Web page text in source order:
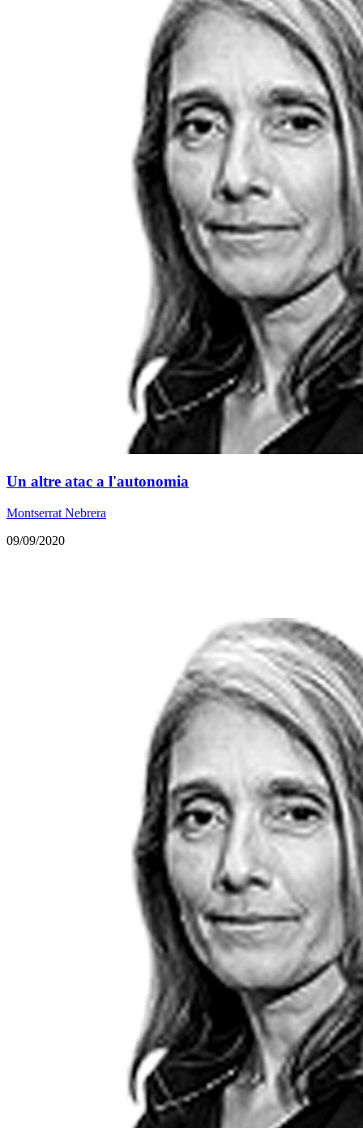
Un altre atac a l'autonomia
Montserrat Nebrera
09/09/2020